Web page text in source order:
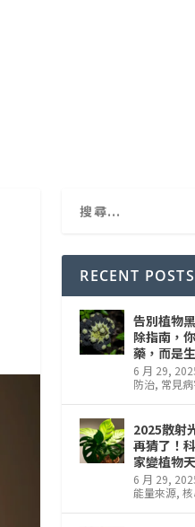
RECENT POSTS
告別植物
除指南，
藥，而是
6 月 29,
防治, 常見
2025散射
再猜了！
家變植物
6 月 29,
能量來源,